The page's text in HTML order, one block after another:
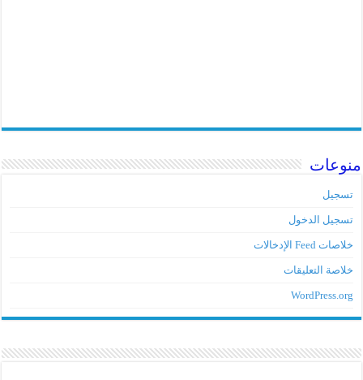
منوعات
تسجيل
تسجيل الدخول
خلاصات Feed الإدخالات
خلاصة التعليقات
WordPress.org